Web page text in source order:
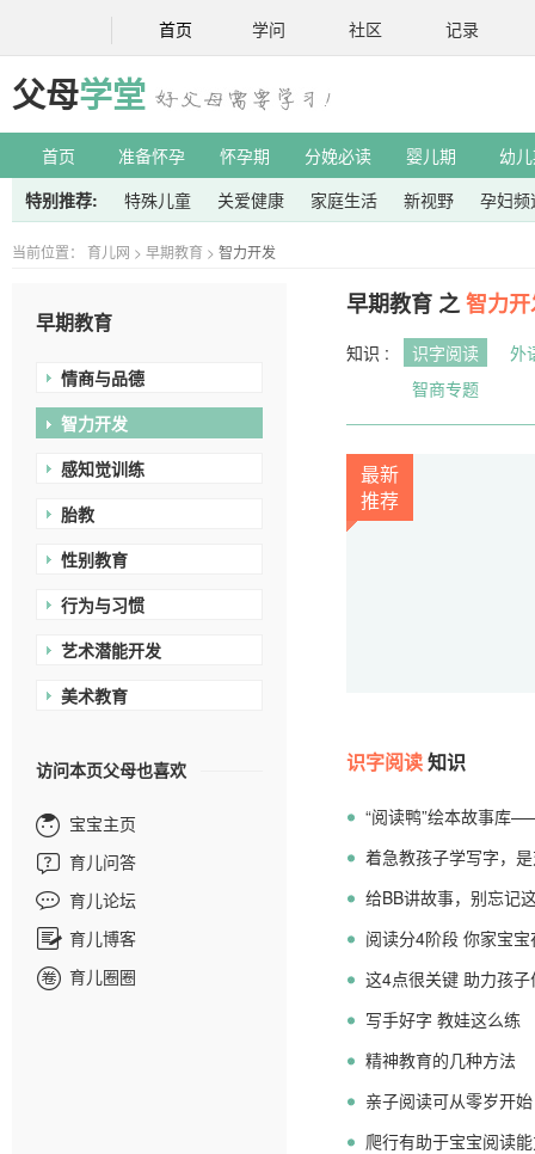
首页 学问 社区 记录
父母学堂
首页 准备怀孕 怀孕期 分娩必读 婴儿期
幼
特别推荐:
特殊儿童 关爱健康 家庭生活 新视野 孕妇频
当前位置： 育儿网 > 早期教育 > 智力开发
早期教育
情商与品德
智力开发
感知觉训练
胎教
性别教育
行为与习惯
艺术潜能开发
美术教育
访问本页父母也喜欢
宝宝主页
育儿问答
育儿论坛
育儿博客
育儿圈圈
早期教育 之智力
知识 : 识字阅读
外
智商专题
最新
推荐
识字阅读知识
“阅读鸭”绘本故事库
着急教孩子学写字，
给BB讲故事，别忘记
阅读分4阶段 你家宝
这4点很关键 助力孩
写手好字 教娃这么练
精神教育的几种方法
亲子阅读可从零岁开始
爬行有助于宝宝阅读